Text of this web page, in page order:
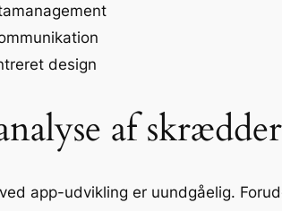
design
af
app-udvikling er uundgåelig.